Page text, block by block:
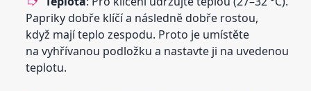
Papriky dobře klíčí a následně dobře rostou,
když mají teplo zespodu. Proto je umístěte
na vyhřívanou podložku a nastavte ji na uvedenou
teplotu.